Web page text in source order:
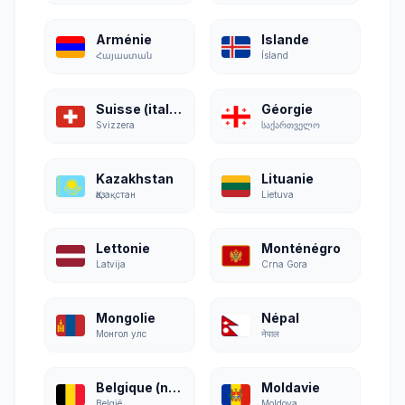
Arménie
Հայաստան
Islande
Ísland
Suisse (italien)
Svizzera
Géorgie
საქართველო
Kazakhstan
Қазақстан
Lituanie
Lietuva
Lettonie
Latvija
Monténégro
Crna Gora
Mongolie
Монгол улс
Népal
नेपाल
Belgique (néerlandais) Moldavie